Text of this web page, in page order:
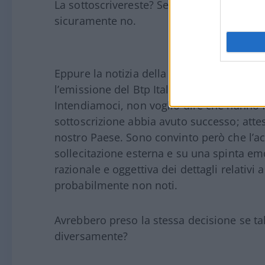
La sottoscrivereste? Se penso alla
sicuramente no.
Eppure la notizia della settimana è che
l’emissione del Btp Italia, che racchiude
Intendiamoci, non voglio dire che
sottoscrizione abbia avuto successo;
nostro Paese. Sono convinto però che
sollecitazione esterna e su una spinta
razionale e oggettiva dei dettagli relativi
probabilmente non noti.
Avrebbero preso la stessa decisione se
diversamente?